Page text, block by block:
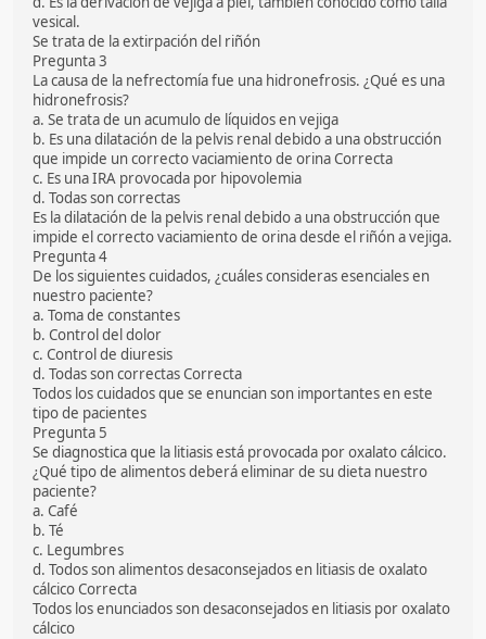
vesical.
Se trata de la extirpación del riñón
Pregunta 3
La causa de la nefrectomía fue una hidronefrosis. ¿Qué es una
hidronefrosis?
a. Se trata de un acumulo de líquidos en vejiga
b. Es una dilatación de la pelvis renal debido a una obstrucción
que impide un correcto vaciamiento de orina Correcta
c. Es una IRA provocada por hipovolemia
d. Todas son correctas
Es la dilatación de la pelvis renal debido a una obstrucción que
impide el correcto vaciamiento de orina desde el riñón a vejiga.
Pregunta 4
De los siguientes cuidados, ¿cuáles consideras esenciales en
nuestro paciente?
a. Toma de constantes
b. Control del dolor
c. Control de diuresis
d. Todas son correctas Correcta
Todos los cuidados que se enuncian son importantes en este
tipo de pacientes
Pregunta 5
Se diagnostica que la litiasis está provocada por oxalato cálcico.
¿Qué tipo de alimentos deberá eliminar de su dieta nuestro
paciente?
a. Café
b. Té
c. Legumbres
d. Todos son alimentos desaconsejados en litiasis de oxalato
cálcico Correcta
Todos los enunciados son desaconsejados en litiasis por oxalato
cálcico